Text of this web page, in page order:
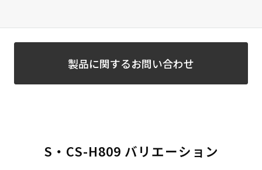
製品に関するお問い合わせ
S・CS-H809 バリエーション